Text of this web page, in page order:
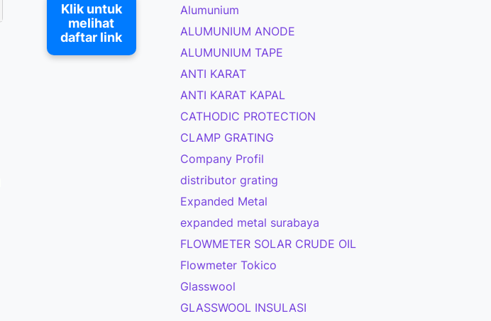
Klik untuk
melihat
daftar link
Alumunium
ALUMUNIUM ANODE
ALUMUNIUM TAPE
ANTI KARAT
ANTI KARAT KAPAL
CATHODIC PROTECTION
CLAMP GRATING
Company Profil
distributor grating
Expanded Metal
expanded metal surabaya
FLOWMETER SOLAR CRUDE OIL
Flowmeter Tokico
Glasswool
GLASSWOOL INSULASI